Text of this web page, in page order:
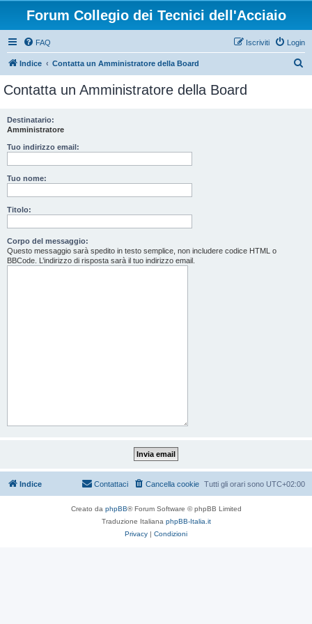
Forum Collegio dei Tecnici dell'Acciaio
FAQ Login
Iscriviti
Indice Contatta un Amministratore della Board
Contatta un Amministratore della Board
Destinatario:
Amministratore
Tuo indirizzo email:
Tuo nome:
Titolo:
Corpo del messaggio:
Questo messaggio sarà spedito in testo semplice, non includere codice HTML o
BBCode. L’indirizzo di risposta sarà il tuo indirizzo email.
Indice Tutti gli orari sono UTC+02:00
Cancella cookie
Contattaci
Creato da phpBB® Forum Software © phpBB Limited
Traduzione Italiana phpBB-Italia.it
Privacy | Condizioni